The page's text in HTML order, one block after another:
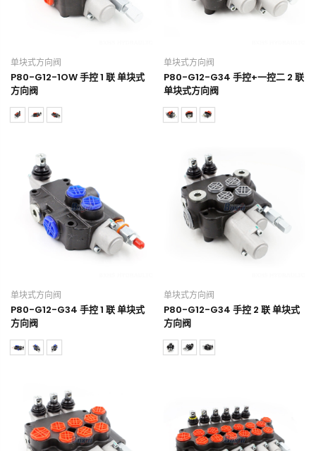
单块式方向阀
P80-G12-1OW 手控 1 联 单块式
方向阀
单块式方向阀
P80-G12-G34 手控+一控二 2 联
单块式方向阀
单块式方向阀
P80-G12-G34 手控 1 联 单块式
方向阀
单块式方向阀
P80-G12-G34 手控 2 联 单块式
方向阀